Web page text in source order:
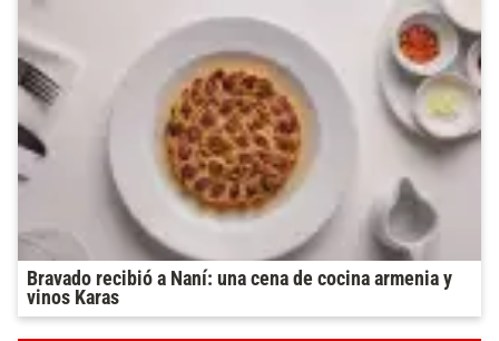
Bravado recibió a Naní: una cena de cocina armenia y
vinos Karas